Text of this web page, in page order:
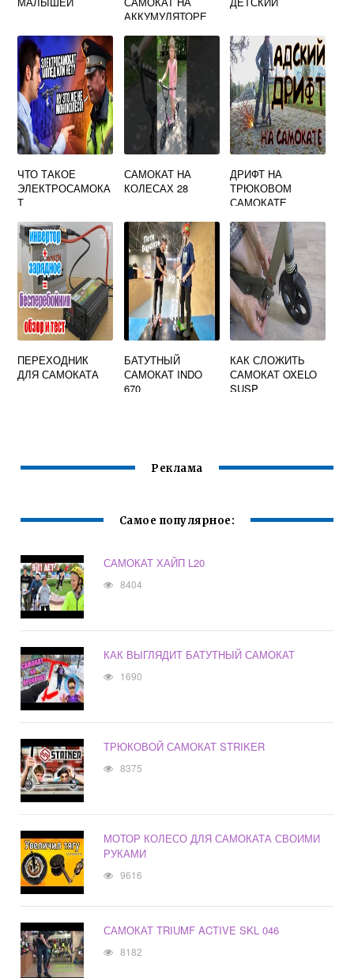
АККУМУЛЯТОРЕ
ЧТО ТАКОЕ
ЭЛЕКТРОСАМОКА
Т
САМОКАТ НА
КОЛЕСАХ 28
ДРИФТ НА
ТРЮКОВОМ
САМОКАТЕ
ПЕРЕХОДНИК
ДЛЯ САМОКАТА
БАТУТНЫЙ
САМОКАТ INDO
670
КАК СЛОЖИТЬ
САМОКАТ OXELO
SUSP
Реклама
Самое популярное:
САМОКАТ ХАЙП L20
8404
КАК ВЫГЛЯДИТ БАТУТНЫЙ САМОКАТ
1690
ТРЮКОВОЙ САМОКАТ STRIKER
8375
МОТОР КОЛЕСО ДЛЯ САМОКАТА СВОИМИ
РУКАМИ
9616
САМОКАТ TRIUMF ACTIVE SKL 046
8182